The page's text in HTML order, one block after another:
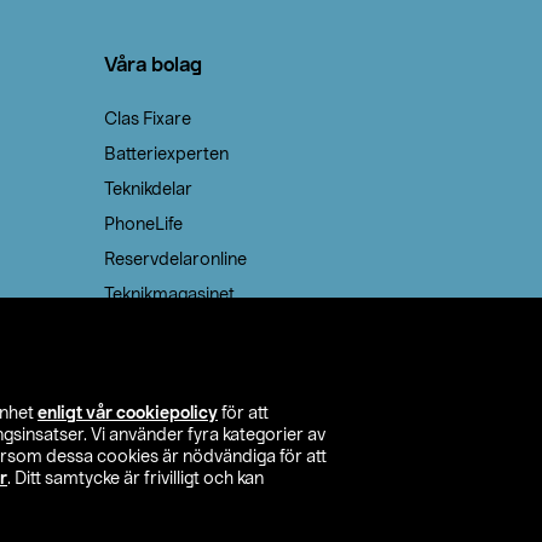
enligt vår cookiepolicy för att
Vi använder fyra kategorier av
dessa cookies är nödvändiga för att
. Ditt samtycke är frivilligt och kan
Våra bolag
Clas Fixare
Batteriexperten
Teknikdelar
PhoneLife
Reservdelaronline
Teknikmagasinet